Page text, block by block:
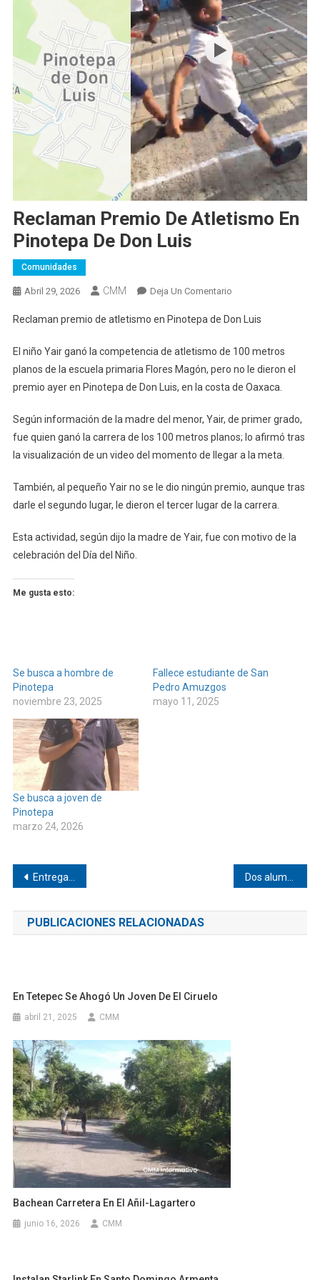
Reclaman Premio De Atletismo En
Pinotepa De Don Luis
Comunidades
Abril 29, 2026 CMM Deja Un ComentarioEn
Premio
Atletismo
En
Pinotepa
Don
Luis
Reclaman premio de atletismo en Pinotepa de Don Luis
El niño Yair ganó la competencia de atletismo de 100 metros
planos de la escuela primaria Flores Magón, pero no le dieron el
premio ayer en Pinotepa de Don Luis, en la costa de Oaxaca.
Según información de la madre del menor, Yair, de primer grado,
fue quien ganó la carrera de los 100 metros planos; lo afirmó tras
la visualización de un video del momento de llegar a la meta.
También, al pequeño Yair no se le dio ningún premio, aunque tras
darle el segundo lugar, le dieron el tercer lugar de la carrera.
Esta actividad, según dijo la madre de Yair, fue con motivo de la
celebración del Día del Niño.
Me gusta esto:
Se busca a hombre de
Pinotepa
noviembre 23, 2025
Fallece estudiante de San
Pedro Amuzgos
mayo 11, 2025
Se busca a joven de
Pinotepa
marzo 24, 2026
Navegación
de
entradas
Entregan apoyos para fiesta de Santa Elena Comaltepec
PUBLICACIONES RELACIONADAS
En Tetepec Se Ahogó Un Joven De El Ciruelo
abril 21, 2025 CMM
Bachean Carretera En El Añil-Lagartero
junio 16, 2026 CMM